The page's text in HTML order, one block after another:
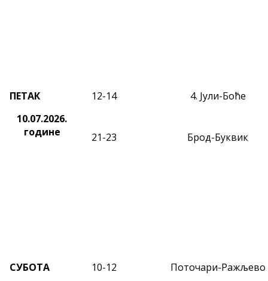
ПЕТАК
10.07.2026.
године
12-14 4. Јули-Боће
21-23 Брод-Буквик
СУБОТА 10-12 Поточари-Ражљево